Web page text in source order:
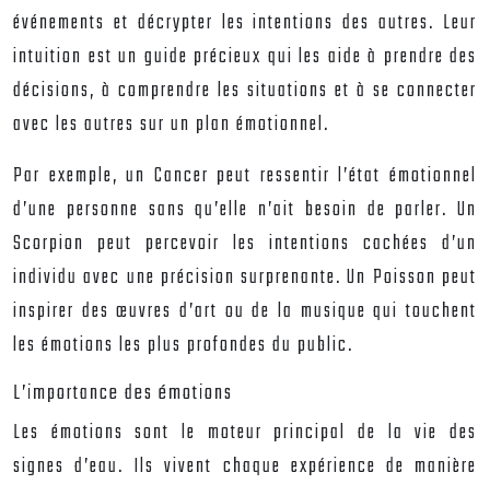
événements et décrypter les intentions des autres. Leur
intuition est un guide précieux qui les aide à prendre des
décisions, à comprendre les situations et à se connecter
avec les autres sur un plan émotionnel.
Par exemple, un Cancer peut ressentir l’état émotionnel
d’une personne sans qu’elle n’ait besoin de parler. Un
Scorpion peut percevoir les intentions cachées d’un
individu avec une précision surprenante. Un Poisson peut
inspirer des œuvres d’art ou de la musique qui touchent
les émotions les plus profondes du public.
L’importance des émotions
Les émotions sont le moteur principal de la vie des
signes d’eau. Ils vivent chaque expérience de manière